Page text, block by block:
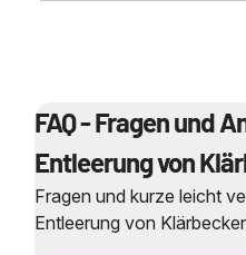
FAQ - Fragen und
Entleerung von
Fragen und kurze leicht
Entleerung von